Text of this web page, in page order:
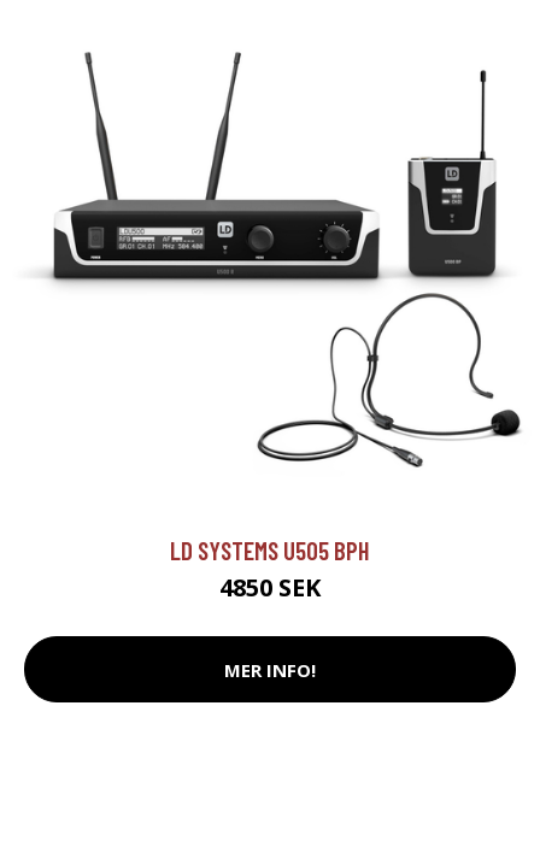
LD SYSTEMS U505 BPH
4850 SEK
MER INFO!